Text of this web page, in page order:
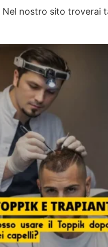
Nel nostro sito troverai